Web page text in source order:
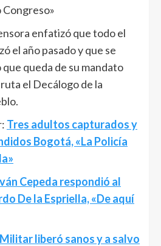
enfatizó que todo el
el año pasado y que se
queda de su mandato
el Decálogo de la
Tres adultos capturados y
Bogotá, «La Policía
Cepeda respondió al
De la Espriella, «De aquí
liberó sanos y a salvo